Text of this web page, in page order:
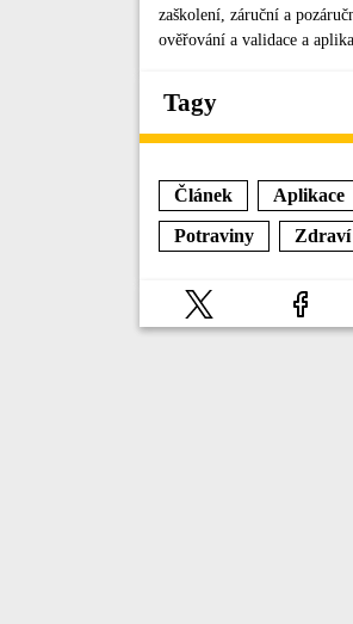
zaškolení, záruční a
ověřování a validace a
Tagy
Článek
Aplikace
Potraviny
Zdraví